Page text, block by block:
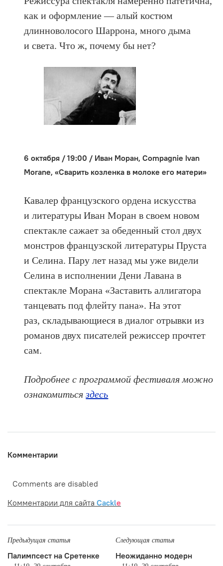
как и оформление — алый костюм
длинноволосого Шаррона, много дыма
и света. Что ж, почему бы нет?
6 октября / 19:00 / Иван Моран, Compagnie Ivan
Morane, «Сварить козленка в молоке его матери»
Кавалер французского ордена искусства
и литературы Иван Моран в своем новом
спектакле сажает за обеденный стол двух
монстров французской литературы Пруста
и Селина. Пару лет назад мы уже видели
Селина в исполнении Дени Лавана в
спектакле Морана «Заставить аллигатора
танцевать под флейту пана». На этот
раз, складывающиеся в диалог отрывки из
романов двух писателей режиссер прочтет
сам.
Подробнее с программой фестиваля можно
ознакомитьсяздесь
Комментарии
Comments are disabled
Комментарии для сайта Cackle
Предыдущая статья
Палимпсест на Сретенке
Следующая статья
Неожиданно модерн